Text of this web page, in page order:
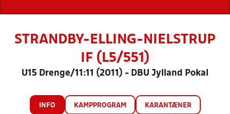
STRANDBY-ELLING-NIELSTRUP
IF (L5/551)
U15 Drenge/11:11 (2011) - DBU Jylland Pokal
INFO KAMPPROGRAM KARANTÆNER